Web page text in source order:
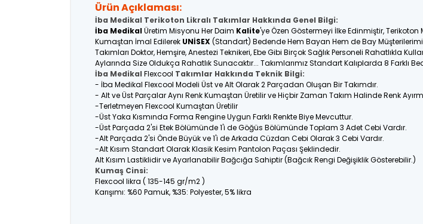
Ürün Açıklaması:
İba Medikal Terikoton Likralı Takımlar Hakkında Genel Bilgi:
İba MedikalÜretim Misyonu Her Daim Kalite'ye Özen Göstermeyi İlke Edinmiştir, Terikoton
Kumaştan İmal Edilerek UNİSEX (Standart) Bedende Hem Bayan Hem de Bay
Takımları Doktor, Hemşire, Anestezi Teknikeri, Ebe Gibi Birçok Sağlık Personeli Rahatlıkla
Aylarında Size Oldukça Rahatlık Sunacaktır... Takımlarımız Standart Kalıplarda 8 Farklı
İba Medikal Flexcool Takımlar Hakkında Teknik Bilgi:
- İba Medikal Flexcool Modeli Üst ve Alt Olarak 2 Parçadan Oluşan Bir Takımdır.
- Alt ve Üst Parçalar Aynı Renk Kumaştan Üretilir ve Hiçbir Zaman Takım Halinde Renk
-Terletmeyen Flexcool Kumaştan Üretilir
-Üst Yaka Kısmında Forma Rengine Uygun Farklı Renkte Biye Mevcuttur.
-Üst Parçada 2'si Etek Bölümünde 1'i de Göğüs Bölümünde Toplam 3 Adet Cebi Vardır.
-Alt Parçada 2'si Önde Büyük ve 1'i de Arkada Cüzdan Cebi Olarak 3 Cebi Vardır.
-Alt Kısım Standart Olarak Klasik Kesim Pantolon Paçası Şeklindedir.
Alt Kısım Lastiklidir ve Ayarlanabilir Bağcığa Sahiptir (Bağcık Rengi Değişiklik Gösterebilir.)
Kumaş Cinsi:
Flexcool likra ( 135-145 gr/m2 )
Karışımı: %60 Pamuk, %35: Polyester, 5% likra